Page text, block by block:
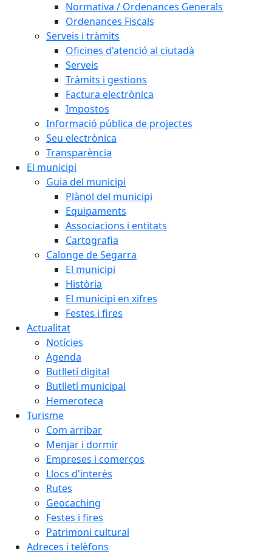
Normativa / Ordenances Generals
Ordenances Fiscals
Serveis i tràmits
Oficines d'atenció al ciutadà
Serveis
Tràmits i gestions
Factura electrònica
Impostos
Informació pública de projectes
Seu electrònica
Transparència
El municipi
Guia del municipi
Plànol del municipi
Equipaments
Associacions i entitats
Cartografia
Calonge de Segarra
El municipi
Història
El municipi en xifres
Festes i fires
Actualitat
Notícies
Agenda
Butlletí digital
Butlletí municipal
Hemeroteca
Turisme
Com arribar
Menjar i dormir
Empreses i comerços
Llocs d'interès
Rutes
Geocaching
Festes i fires
Patrimoni cultural
Adreces i telèfons